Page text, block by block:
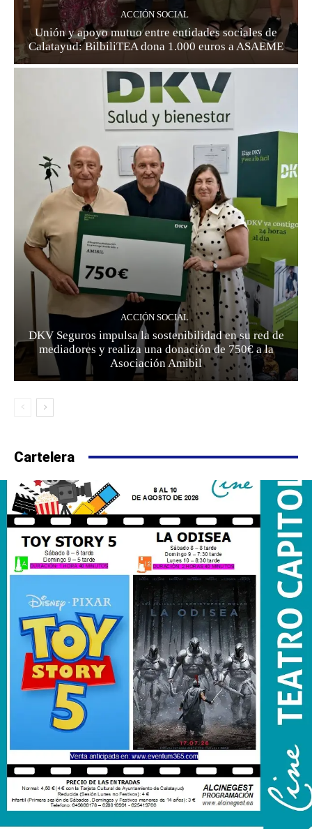
ACCIÓN SOCIAL
Unión y apoyo mutuo entre entidades sociales de
Calatayud: BilbiliTEA dona 1.000 euros a ASAEME
ACCIÓN SOCIAL
DKV Seguros impulsa la sostenibilidad en su red de
mediadores y realiza una donación de 750€ a la
Asociación Amibil
Cartelera